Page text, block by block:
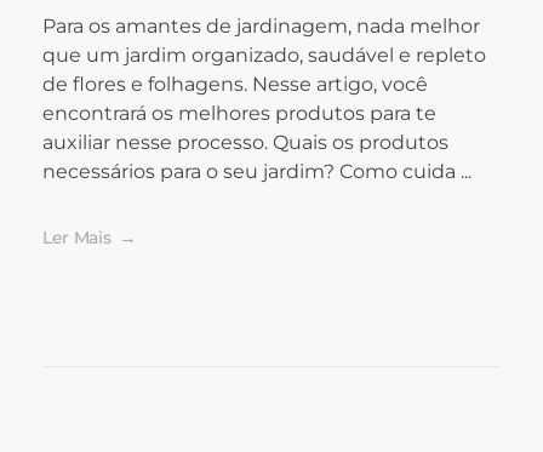
Para os amantes de jardinagem, nada melhor
que um jardim organizado, saudável e repleto
de flores e folhagens. Nesse artigo, você
encontrará os melhores produtos para te
auxiliar nesse processo. Quais os produtos
necessários para o seu jardim? Como cuida ...
Ler Mais